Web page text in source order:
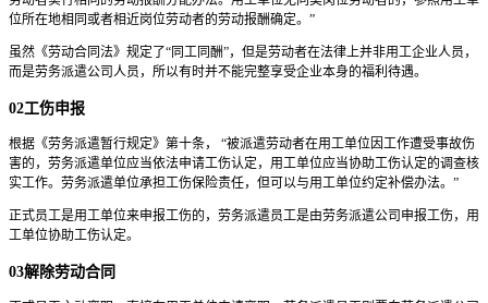
位所在地相同或者相近岗位劳动者的劳动报酬确定。”
虽然《劳动合同法》规定了“同工同酬”，但是劳动者在法律上并非用工企业人员，
而是劳务派遣公司人员，所以有时并不能完整享受企业本身的福利待遇。
02工伤申报
根据《劳务派遣暂行规定》第十条， “被派遣劳动者在用工单位因工作遭受事故伤
害的，劳务派遣单位应当依法申请工伤认定，用工单位应当协助工伤认定的调查核
实工作。劳务派遣单位承担工伤保险责任，但可以与用工单位约定补偿办法。”
正式员工是用工单位来申报工伤的，劳务派遣员工是由劳务派遣公司申报工伤，用
工单位协助工伤认定。
03解除劳动合同